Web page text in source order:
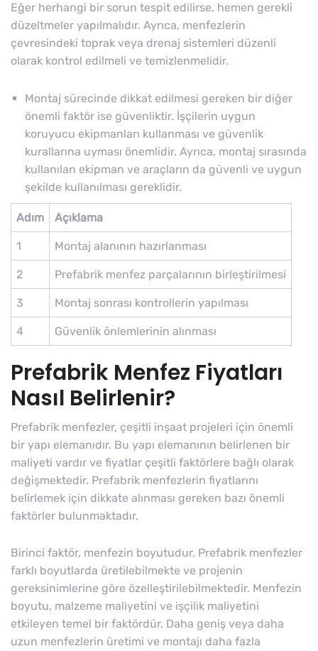
Eğer herhangi bir sorun tespit edilirse, hemen gerekli
düzeltmeler yapılmalıdır. Ayrıca, menfezlerin
çevresindeki toprak veya drenaj sistemleri düzenli
olarak kontrol edilmeli ve temizlenmelidir.
Montaj sürecinde dikkat edilmesi gereken bir diğer
önemli faktör ise güvenliktir. İşçilerin uygun
koruyucu ekipmanları kullanması ve güvenlik
kurallarına uyması önemlidir. Ayrıca, montaj sırasında
kullanılan ekipman ve araçların da güvenli ve uygun
şekilde kullanılması gereklidir.
Adım Açıklama
1 Montaj alanının hazırlanması
2 Prefabrik menfez parçalarının birleştirilmesi
3 Montaj sonrası kontrollerin yapılması
4 Güvenlik önlemlerinin alınması
Prefabrik Menfez Fiyatları
Nasıl Belirlenir?
Prefabrik menfezler, çeşitli inşaat projeleri için önemli
bir yapı elemanıdır. Bu yapı elemanının belirlenen bir
maliyeti vardır ve fiyatlar çeşitli faktörlere bağlı olarak
değişmektedir. Prefabrik menfezlerin fiyatlarını
belirlemek için dikkate alınması gereken bazı önemli
faktörler bulunmaktadır.
Birinci faktör, menfezin boyutudur. Prefabrik menfezler
farklı boyutlarda üretilebilmekte ve projenin
gereksinimlerine göre özelleştirilebilmektedir. Menfezin
boyutu, malzeme maliyetini ve işçilik maliyetini
etkileyen temel bir faktördür. Daha geniş veya daha
uzun menfezlerin üretimi ve montajı daha fazla